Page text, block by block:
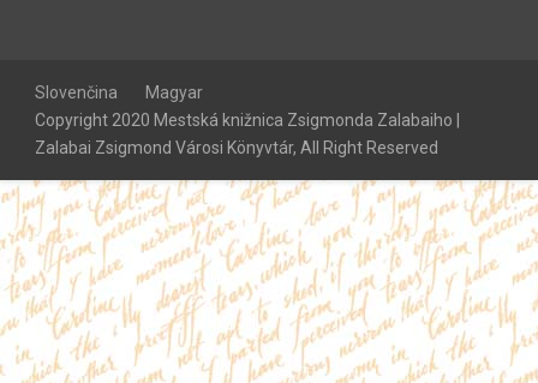
Slovenčina
Magyar
Copyright 2020 Mestská knižnica Zsigmonda Zalabaiho |
Zalabai Zsigmond Városi Könyvtár, All Right Reserved